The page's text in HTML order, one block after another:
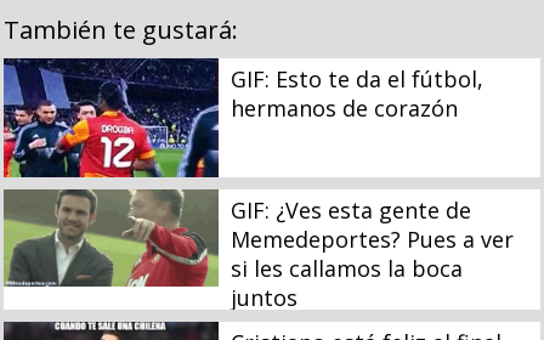
También te gustará:
GIF: Esto te da el fútbol,
hermanos de corazón
GIF: ¿Ves esta gente de
Memedeportes? Pues a ver
si les callamos la boca
juntos